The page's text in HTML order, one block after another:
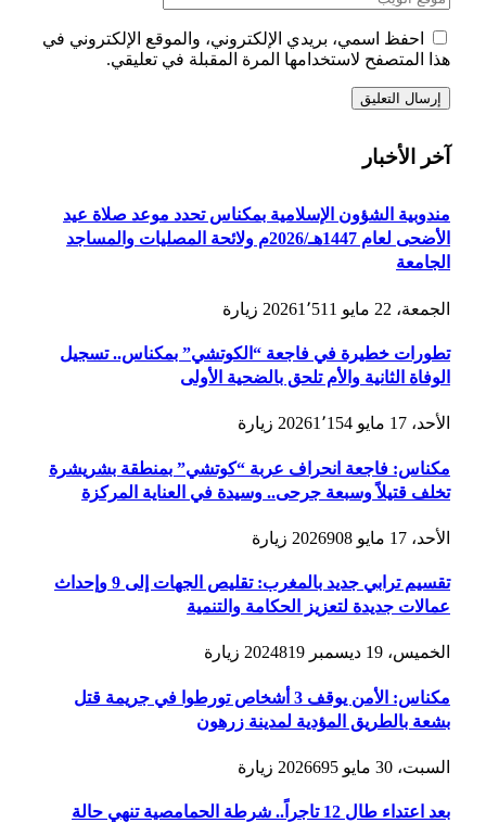
احفظ اسمي، بريدي الإلكتروني، والموقع الإلكتروني في
هذا المتصفح لاستخدامها المرة المقبلة في تعليقي.
آخر الأخبار
مندوبية الشؤون الإسلامية بمكناس تحدد موعد صلاة عيد
الأضحى لعام 1447هـ/2026م ولائحة المصليات والمساجد
الجامعة
الجمعة، 22 مايو 2026 1٬511 زيارة
تطورات خطيرة في فاجعة “الكوتشي” بمكناس.. تسجيل
الوفاة الثانية والأم تلحق بالضحية الأولى
الأحد، 17 مايو 2026 1٬154 زيارة
مكناس: فاجعة انحراف عربة “كوتشي” بمنطقة بشريشرة
تخلف قتيلاً وسبعة جرحى.. وسيدة في العناية المركزة
الأحد، 17 مايو 2026 908 زيارة
تقسيم ترابي جديد بالمغرب: تقليص الجهات إلى 9 وإحداث
عمالات جديدة لتعزيز الحكامة والتنمية
الخميس، 19 ديسمبر 2024 819 زيارة
مكناس: الأمن يوقف 3 أشخاص تورطوا في جريمة قتل
بشعة بالطريق المؤدية لمدينة زرهون
السبت، 30 مايو 2026 695 زيارة
بعد اعتداء طال 12 تاجراً.. شرطة الحمامصية تنهي حالة